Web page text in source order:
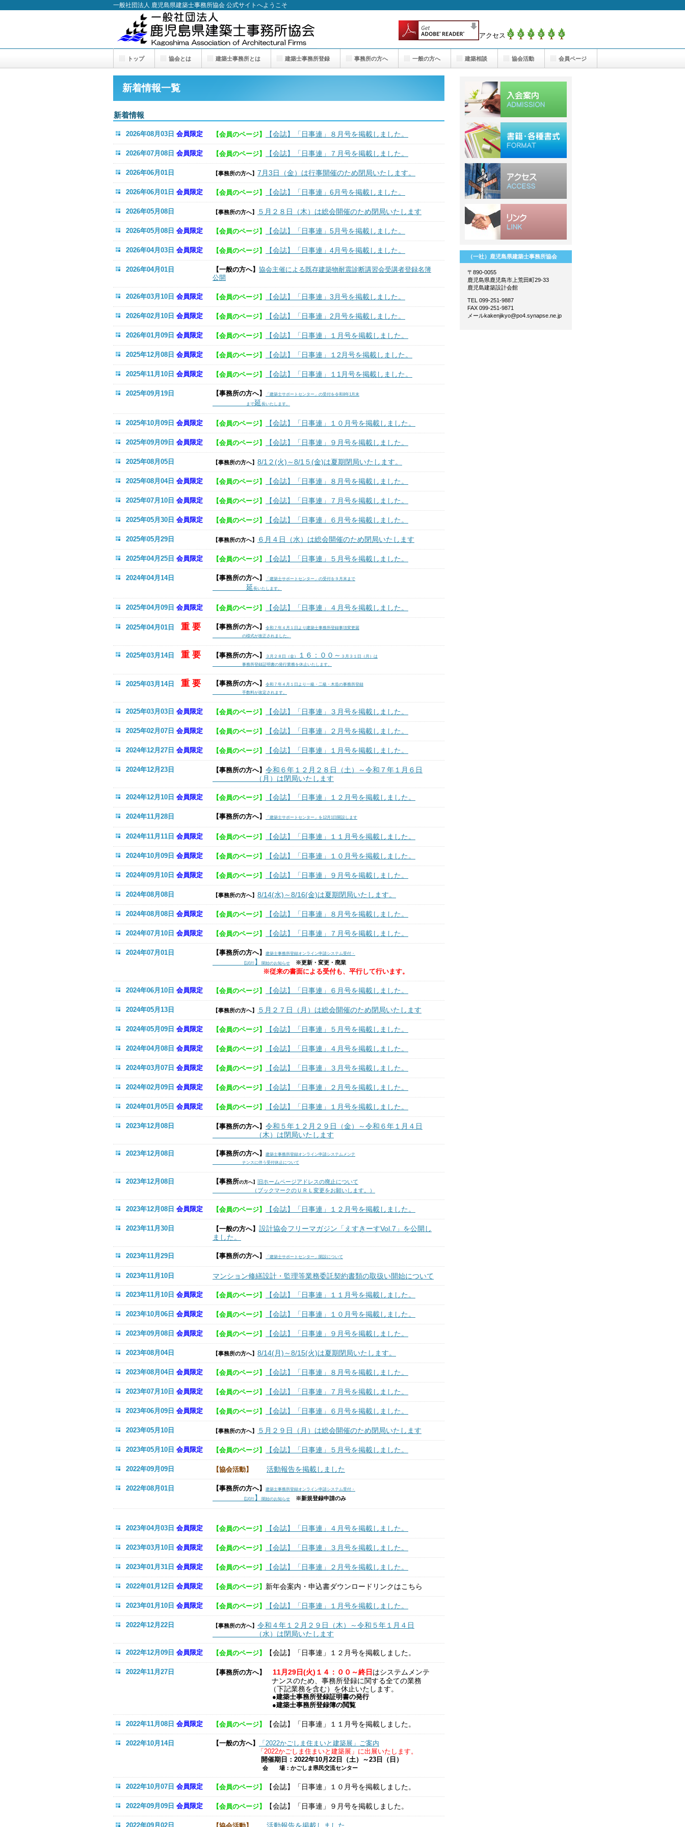
一般社団法人 鹿児島県建築士事務所協会 公式サイトへようこそ
アクセス
新着情報一覧
新着情報
2026年08月03日 会員限定 【会員のページ】 【会誌】「日事連」８月号を掲載しました。
2026年07月08日 会員限定 【会員のページ】 【会誌】「日事連」７月号を掲載しました。
2026年06月01日 【事務所の方へ】 7月3日（金）は行事開催のため閉局いたします。
2026年06月01日 会員限定 【会員のページ】 【会誌】「日事連」6月号を掲載しました。
2026年05月08日 【事務所の方へ】 ５月２８日（木）は総会開催のため閉局いたします
2026年05月08日 会員限定 【会員のページ】 【会誌】「日事連」5月号を掲載しました。
2026年04月03日 会員限定 【会員のページ】 【会誌】「日事連」4月号を掲載しました。
2026年04月01日 【一般の方へ】 協会主催による既存建築物耐震診断講習会受講者登録名簿
公開
2026年03月10日 会員限定 【会員のページ】 【会誌】「日事連」3月号を掲載しました。
2026年02月10日 会員限定 【会員のページ】 【会誌】「日事連」2月号を掲載しました。
2026年01月09日 会員限定 【会員のページ】 【会誌】「日事連」１月号を掲載しました。
2025年12月08日 会員限定 【会員のページ】 【会誌】「日事連」１2月号を掲載しました。
2025年11月10日 会員限定 【会員のページ】 【会誌】「日事連」１1月号を掲載しました。
2025年09月19日 【事務所の方へ】 「建築士サポートセンター」の受付を令和8年1月末
まで延長いたします。
2025年10月09日 会員限定 【会員のページ】 【会誌】「日事連」１０月号を掲載しました。
2025年09月09日 会員限定 【会員のページ】 【会誌】「日事連」９月号を掲載しました。
2025年08月05日 【事務所の方へ】 8/1２(火)～8/1５(金)は夏期閉局いたします。
2025年08月04日 会員限定 【会員のページ】 【会誌】「日事連」８月号を掲載しました。
2025年07月10日 会員限定 【会員のページ】 【会誌】「日事連」７月号を掲載しました。
2025年05月30日 会員限定 【会員のページ】 【会誌】「日事連」６月号を掲載しました。
2025年05月29日 【事務所の方へ】 ６月４日（水）は総会開催のため閉局いたします
2025年04月25日 会員限定 【会員のページ】 【会誌】「日事連」５月号を掲載しました。
2024年04月14日 【事務所の方へ】 「建築士サポートセンター」の受付を９月末まで
延長いたします。
2025年04月09日 会員限定 【会員のページ】 【会誌】「日事連」４月号を掲載しました。
2025年04月01日 重 要 【事務所の方へ】
令和７年４月１日より建築士事務所登録事項変更届
の様式が改正されました。
2025年03月14日 重 要 【事務所の方へ】 ３月２８日（金） １６：００～ ３月３１日（月）は
事務所登録証明書の発行業務を休止いたします。
2025年03月14日 重 要 【事務所の方へ】
令和７年４月１日より一級・二級・木造の事務所登録
手数料が改定されます。
2025年03月03日 会員限定 【会員のページ】 【会誌】「日事連」３月号を掲載しました。
2025年02月07日 会員限定 【会員のページ】 【会誌】「日事連」２月号を掲載しました。
2024年12月27日 会員限定 【会員のページ】 【会誌】「日事連」１月号を掲載しました。
2024年12月23日 【事務所の方へ】 令和６年１２月２８日（土）～令和７年１月６日
（月）は閉局いたします
2024年12月10日 会員限定 【会員のページ】 【会誌】「日事連」１２月号を掲載しました。
2024年11月28日 【事務所の方へ】 「建築士サポートセンター」を12月1日開設します
2024年11月11日 会員限定 【会員のページ】 【会誌】「日事連」１１月号を掲載しました。
2024年10月09日 会員限定 【会員のページ】 【会誌】「日事連」１０月号を掲載しました。
2024年09月10日 会員限定 【会員のページ】 【会誌】「日事連」９月号を掲載しました。
2024年08月08日 【事務所の方へ】 8/14(水)～8/16(金)は夏期閉局いたします。
2024年08月08日 会員限定 【会員のページ】 【会誌】「日事連」８月号を掲載しました。
2024年07月10日 会員限定 【会員のページ】 【会誌】「日事連」７月号を掲載しました。
2024年07月01日 【事務所の方へ】 建築士事務所登録オンライン申請システム受付・
【試行 】 開始のお知らせ ※更新・変更・廃業
※従来の書面による受付も、平行して行います。
2024年06月10日 会員限定 【会員のページ】 【会誌】「日事連」６月号を掲載しました。
2024年05月13日 【事務所の方へ】 ５月２７日（月）は総会開催のため閉局いたします
2024年05月09日 会員限定 【会員のページ】 【会誌】「日事連」５月号を掲載しました。
2024年04月08日 会員限定 【会員のページ】 【会誌】「日事連」４月号を掲載しました。
2024年03月07日 会員限定 【会員のページ】 【会誌】「日事連」３月号を掲載しました。
2024年02月09日 会員限定 【会員のページ】 【会誌】「日事連」２月号を掲載しました。
2024年01月05日 会員限定 【会員のページ】 【会誌】「日事連」１月号を掲載しました。
2023年12月08日 【事務所の方へ】 令和５年１２月２９日（金）～令和６年１月４日
（木）は閉局いたします
2023年12月08日 【事務所の方へ】
建築士事務所登録オンライン申請システムメンテ
ナンスに伴う受付休止について
2023年12月08日 【事務所の方へ】
旧ホームページアドレスの廃止について
（ブックマークのＵＲＬ変更をお願いします。）
2023年12月08日 会員限定 【会員のページ】 【会誌】「日事連」１２月号を掲載しました。
2023年11月30日 【一般の方へ】 設計協会フリーマガジン「えすきーすVol.7」を公開し
ました。
2023年11月29日 【事務所の方へ】 「建築士サポートセンター」開設について
2023年11月10日 マンション修繕設計・監理等業務委託契約書類の取扱い開始について
2023年11月10日 会員限定 【会員のページ】 【会誌】「日事連」１１月号を掲載しました。
2023年10月06日 会員限定 【会員のページ】 【会誌】「日事連」１０月号を掲載しました。
2023年09月08日 会員限定 【会員のページ】 【会誌】「日事連」９月号を掲載しました。
2023年08月04日 【事務所の方へ】 8/14(月)～8/15(火)は夏期閉局いたします。
2023年08月04日 会員限定 【会員のページ】 【会誌】「日事連」８月号を掲載しました。
2023年07月10日 会員限定 【会員のページ】 【会誌】「日事連」７月号を掲載しました。
2023年06月09日 会員限定 【会員のページ】 【会誌】「日事連」６月号を掲載しました。
2023年05月10日 【事務所の方へ】 ５月２９日（月）は総会開催のため閉局いたします
2023年05月10日 会員限定 【会員のページ】 【会誌】「日事連」５月号を掲載しました。
2022年09月09日 【協会活動】 活動報告を掲載しました
2022年08月01日 【事務所の方へ】 建築士事務所登録オンライン申請システム受付・
【試行 】 開始のお知らせ ※新規登録申請のみ
2023年04月03日 会員限定 【会員のページ】 【会誌】「日事連」４月号を掲載しました。
2023年03月10日 会員限定 【会員のページ】 【会誌】「日事連」３月号を掲載しました。
2023年01月31日 会員限定 【会員のページ】 【会誌】「日事連」２月号を掲載しました。
2022年01月12日 会員限定 【会員のページ】 新年会案内・申込書ダウンロードリンクはこちら
2023年01月10日 会員限定 【会員のページ】 【会誌】「日事連」１月号を掲載しました。
2022年12月22日 【事務所の方へ】 令和４年１２月２９日（木）～令和５年１月４日
（水）は閉局いたします
2022年12月09日 会員限定 【会員のページ】 【会誌】「日事連」１２月号を掲載しました。
2022年11月27日 【事務所の方へ】 11月29日(火)１４：００～終日 はシステムメンテ
ナンスのため、事務所登録に関する全ての業務
（下記業務を含む） を休止いたします。
●建築士事務所登録証明書の発行
●建築士事務所登録簿の閲覧
2022年11月08日 会員限定 【会員のページ】 【会誌】「日事連」１１月号を掲載しました。
2022年10月14日 【一般の方へ】
「2022かごしま住まいと建築展」ご案内
「2022かごしま住まいと建築展」に出展いたします。
開催期日：2022年10月22日（土）～23日（日）
会 場：かごしま県民交流センター
2022年10月07日 会員限定 【会員のページ】 【会誌】「日事連」１０月号を掲載しました。
2022年09月09日 会員限定 【会員のページ】 【会誌】「日事連」９月号を掲載しました。
2022年09月02日
トップ 協会とは 建築士事務所とは 建築士事務所登録 事務所の方へ 一般の方へ 建築相談 協会活動 会員ページ
（一社）鹿児島県建築士事務所協会
〒890-0055
鹿児島県鹿児島市上荒田町29-33
鹿児島建築設計会館
TEL 099-251-9887
FAX 099-251-9871
メールkakenjikyo@po4.synapse.ne.jp